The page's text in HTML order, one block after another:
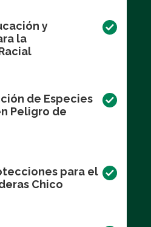
y
la
de Especies
Peligro de
para el
Chico